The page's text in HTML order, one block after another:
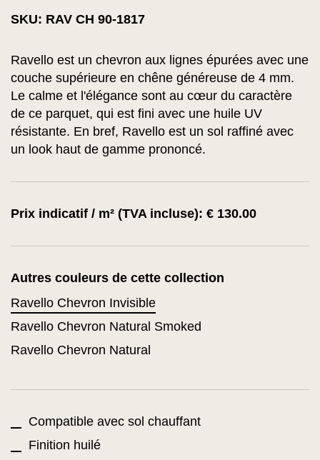
SKU: RAV CH 90-1817
Ravello est un chevron aux lignes épurées avec une
couche supérieure en chêne généreuse de 4 mm.
Le calme et l'élégance sont au cœur du caractère
de ce parquet, qui est fini avec une huile UV
résistante. En bref, Ravello est un sol raffiné avec
un look haut de gamme prononcé.
Prix indicatif / m² (TVA incluse): € 130.00
Autres couleurs de cette collection
Ravello Chevron Invisible
Ravello Chevron Natural Smoked
Ravello Chevron Natural
Compatible avec sol chauffant
Finition huilé